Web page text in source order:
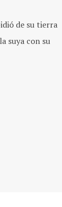
de su tierra
suya con su